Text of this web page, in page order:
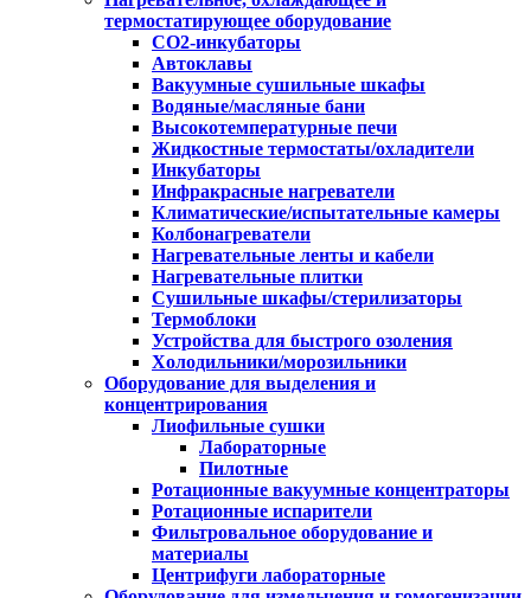
термостатирующее оборудование
CO2-инкубаторы
Автоклавы
Вакуумные сушильные шкафы
Водяные/масляные бани
Высокотемпературные печи
Жидкостные термостаты/охладители
Инкубаторы
Инфракрасные нагреватели
Климатические/испытательные камеры
Колбонагреватели
Нагревательные ленты и кабели
Нагревательные плитки
Сушильные шкафы/стерилизаторы
Термоблоки
Устройства для быстрого озоления
Холодильники/морозильники
Оборудование для выделения и
концентрирования
Лиофильные сушки
Лабораторные
Пилотные
Ротационные вакуумные концентраторы
Ротационные испарители
Фильтровальное оборудование и
материалы
Центрифуги лабораторные